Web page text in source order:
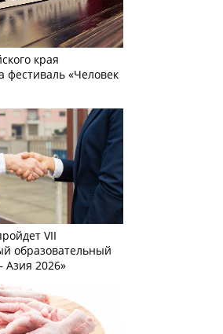
края
фестиваль «Человек
VII
образовательный
Азия 2026»